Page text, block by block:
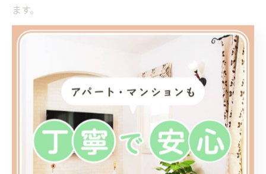
ます。
ただし、強くこすりすぎると外壁を傷つけるリスクがあ
るため、力加減には注意が必要です。水だけで落ちない
場合は、中性洗剤を薄めて使用し、さらに柔らかいスポ
ンジで落とす方法があります。外壁の種類によっては洗
剤成分が残ると変色や劣化を招くこともあるため、最後
はしっかり水拭きで仕上げてください。
このようなセルフケアで一時的に見た目は改善します
が、根本的な解決にはなりません。チョーキングは外壁